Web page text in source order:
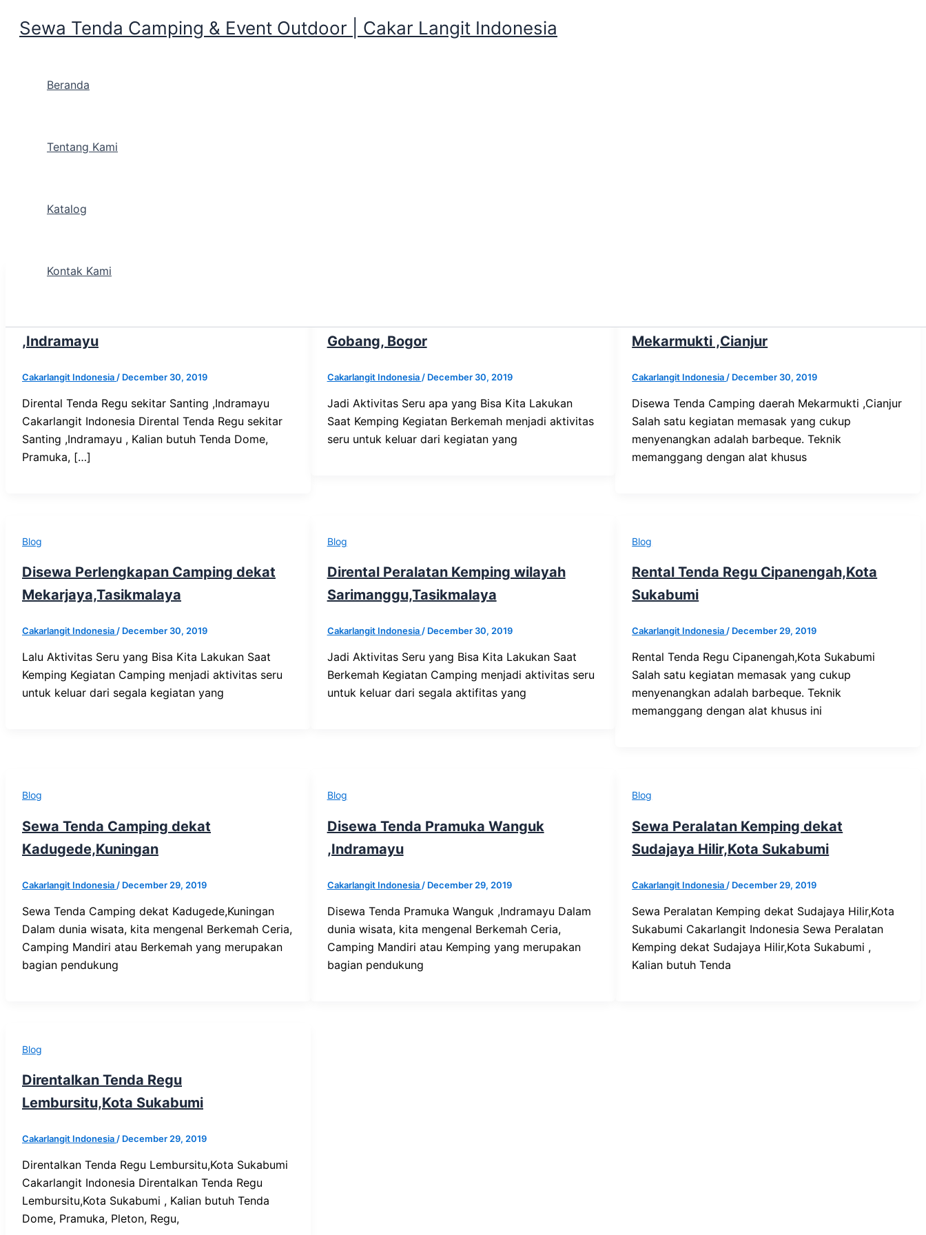
Sewa Tenda Camping & Event Outdoor | Cakar Langit Indonesia
Beranda
Tentang Kami
Katalog
Kontak Kami
,Indramayu
Cakarlangit Indonesia / December 30, 2019
Dirental Tenda Regu sekitar Santing ,Indramayu
Cakarlangit Indonesia Dirental Tenda Regu sekitar
Santing ,Indramayu , Kalian butuh Tenda Dome,
Pramuka, […]
Gobang, Bogor
Cakarlangit Indonesia / December 30, 2019
Jadi Aktivitas Seru apa yang Bisa Kita Lakukan
Saat Kemping Kegiatan Berkemah menjadi aktivitas
seru untuk keluar dari kegiatan yang
Mekarmukti ,Cianjur
Cakarlangit Indonesia / December 30, 2019
Disewa Tenda Camping daerah Mekarmukti ,Cianjur
Salah satu kegiatan memasak yang cukup
menyenangkan adalah barbeque. Teknik
memanggang dengan alat khusus
Blog
Disewa Perlengkapan Camping dekat
Mekarjaya,Tasikmalaya
Cakarlangit Indonesia/ December 30, 2019
Lalu Aktivitas Seru yang Bisa Kita Lakukan Saat
Kemping Kegiatan Camping menjadi aktivitas seru
untuk keluar dari segala kegiatan yang
Blog
Dirental Peralatan Kemping wilayah
Sarimanggu,Tasikmalaya
Cakarlangit Indonesia/ December 30, 2019
Jadi Aktivitas Seru yang Bisa Kita Lakukan Saat
Berkemah Kegiatan Camping menjadi aktivitas seru
untuk keluar dari segala aktifitas yang
Blog
Rental Tenda Regu Cipanengah,Kota
Sukabumi
Cakarlangit Indonesia/ December 29, 2019
Rental Tenda Regu Cipanengah,Kota Sukabumi
Salah satu kegiatan memasak yang cukup
menyenangkan adalah barbeque. Teknik
memanggang dengan alat khusus ini
Blog
Sewa Tenda Camping dekat
Kadugede,Kuningan
Cakarlangit Indonesia / December 29, 2019
Sewa Tenda Camping dekat Kadugede,Kuningan
Dalam dunia wisata, kita mengenal Berkemah Ceria,
Camping Mandiri atau Berkemah yang merupakan
bagian pendukung
Blog
Disewa Tenda Pramuka Wanguk
,Indramayu
Cakarlangit Indonesia / December 29, 2019
Disewa Tenda Pramuka Wanguk ,Indramayu Dalam
dunia wisata, kita mengenal Berkemah Ceria,
Camping Mandiri atau Kemping yang merupakan
bagian pendukung
Blog
Sewa Peralatan Kemping dekat
Sudajaya Hilir,Kota Sukabumi
Cakarlangit Indonesia / December 29, 2019
Sewa Peralatan Kemping dekat Sudajaya Hilir,Kota
Sukabumi Cakarlangit Indonesia Sewa Peralatan
Kemping dekat Sudajaya Hilir,Kota Sukabumi ,
Kalian butuh Tenda
Blog
Direntalkan Tenda Regu
Lembursitu,Kota Sukabumi
Cakarlangit Indonesia/ December 29, 2019
Direntalkan Tenda Regu Lembursitu,Kota Sukabumi
Cakarlangit Indonesia Direntalkan Tenda Regu
Lembursitu,Kota Sukabumi , Kalian butuh Tenda
Dome, Pramuka, Pleton, Regu,